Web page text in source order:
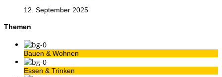
12. September 2025
Themen
Bauen & Wohnen
Essen & Trinken